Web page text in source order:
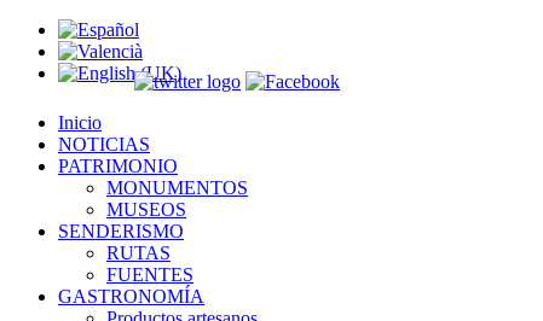
Inicio
NOTICIAS
PATRIMONIO
MONUMENTOS
MUSEOS
SENDERISMO
RUTAS
FUENTES
GASTRONOMÍA